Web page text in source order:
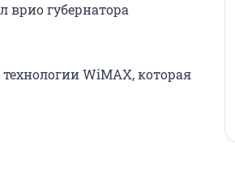
врио губернатора
WiMAX, которая